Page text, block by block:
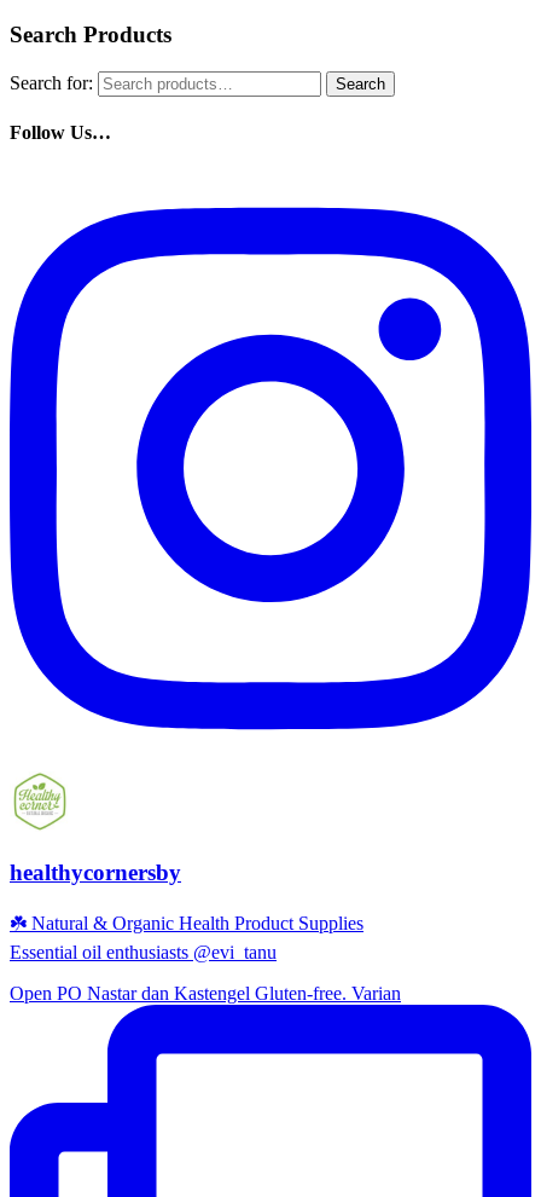
Search Products
Search for: Search
Follow Us…
healthycornersby
☘️ Natural & Organic Health Product Supplies
Essential oil enthusiasts @evi_tanu
Open PO Nastar dan Kastengel Gluten-free. Varian